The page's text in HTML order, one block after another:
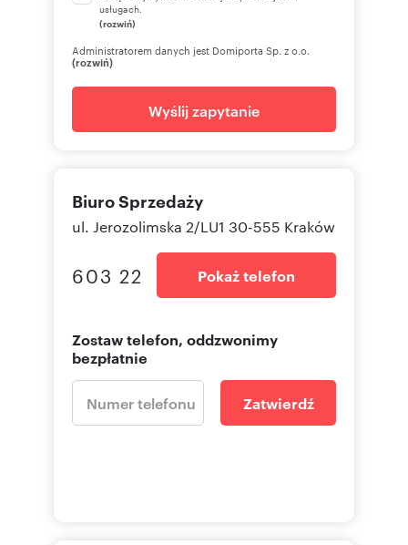
usługach.
(rozwiń)
Administratorem danych jest Domiporta Sp. z o.o.
(rozwiń)
Wyślij zapytanie
Biuro Sprzedaży
ul. Jerozolimska 2/LU1 30-555 Kraków
603 22 Pokaż telefon
Zostaw telefon, oddzwonimy
bezpłatnie
Zatwierdź